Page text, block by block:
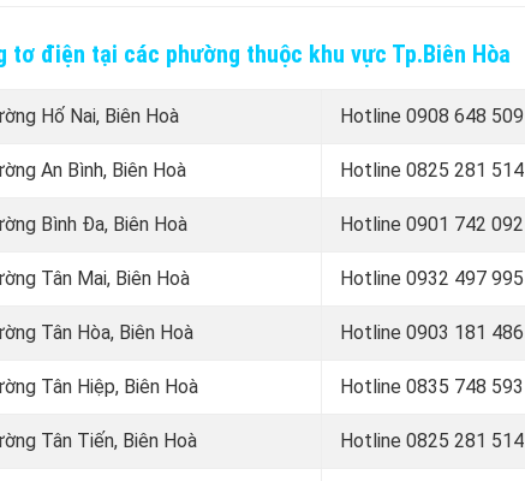
điện tại các phường thuộc khu vực Tp.Biên Hòa
Hố Nai, Biên Hoà Hotline 0908 648 509
An Bình, Biên Hoà Hotline 0825 281 514
Bình Đa, Biên Hoà Hotline 0901 742 092
Tân Mai, Biên Hoà Hotline 0932 497 995
Tân Hòa, Biên Hoà Hotline 0903 181 486
Tân Hiệp, Biên Hoà Hotline 0835 748 593
Tân Tiến, Biên Hoà Hotline 0825 281 514